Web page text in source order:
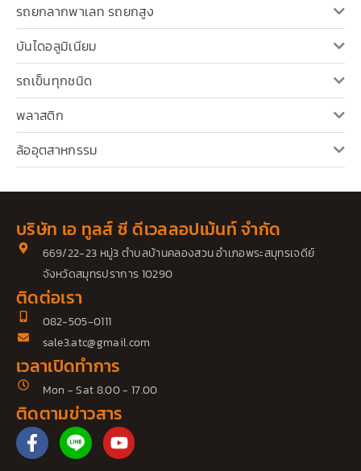
รถยกลากพาเลท รถยกสูง
บันไดอลูมิเนียม
รถเข็นทุกชนิด
พลาสติก
ล้ออุตสาหกรรม
บริษัท เอ ทูลส์ ซี ดีเวลลอปเม้นท์ จำกัด
669/22-23 หมู่3 ตำบลบ้านคลองสวน อำเภอพระสมุทรเจดีย์
จังหวัดสมุทรปราการ 10290
ติดต่อเรา
082-505-0111
sale3.atc@gmail.com
เวลาเปิดทำการ
Mon - Sat 8.00 - 17.00
ติดตามข่าวสาร
F
a
Y
o